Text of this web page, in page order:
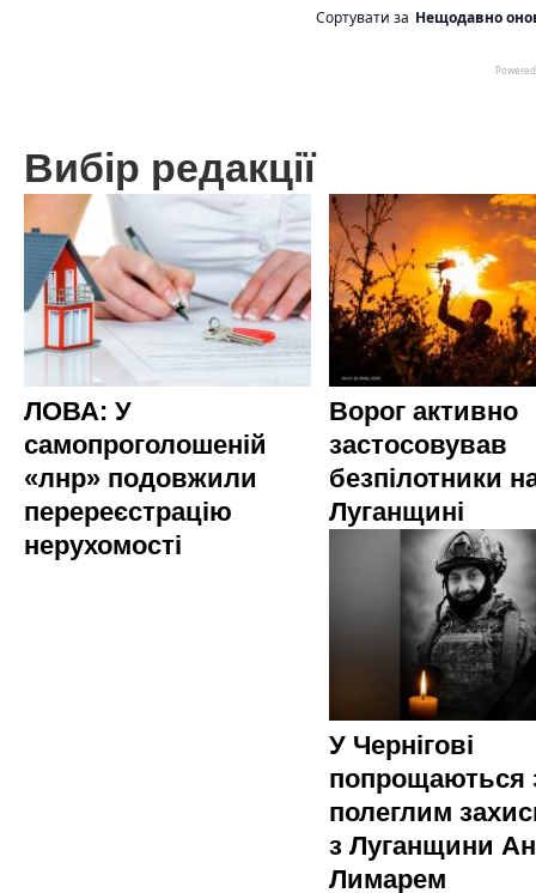
Вибір редакції
ЛОВА: У
самопроголошеній
«лнр» подовжили
перереєстрацію
нерухомості
Ворог активно
застосовував
безпілотники
Луганщині
У Чернігові
попрощаються
полеглим
з Луганщини
Лимарем